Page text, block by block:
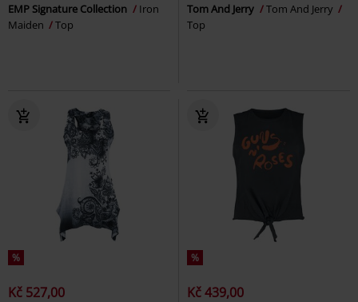
EMP Signature Collection
Iron
Maiden
Top
Tom And Jerry
Tom And Jerry
Top
%
Kč 527,00
%
Kč 439,00